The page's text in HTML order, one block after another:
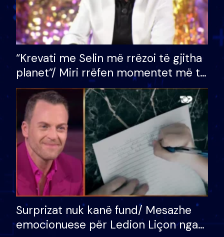
“Krevati me Selin më rrëzoi të gjitha
planet”/ Miri rrëfen momentet më të
bukura në shtëpinë e BB VIP: Do më
mungojë zilja e mëngjesit kur…
Surprizat nuk kanë fund/ Mesazhe
emocionuese për Ledion Liçon nga